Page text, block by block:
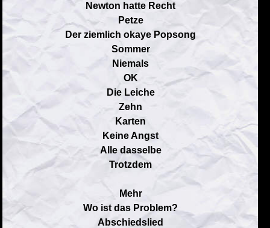
Newton hatte Recht
Petze
Der ziemlich okaye Popsong
Sommer
Niemals
OK
Die Leiche
Zehn
Karten
Keine Angst
Alle dasselbe
Trotzdem
Mehr
Wo ist das Problem?
Abschiedslied